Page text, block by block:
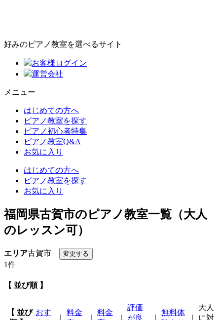
好みのピアノ教室を選べるサイト
お客様ログイン
運営会社
メニュー
はじめての方へ
ピアノ教室を探す
ピアノ初心者特集
ピアノ教室Q&A
お気に入り
はじめての方へ
ピアノ教室を探す
お気に入り
福岡県古賀市のピアノ教室一覧（大人
のレッスン可）
エリア古賀市
1件
【 並び順 】
【 並び おす
料金
料金
評価
が良
無料体
大人
に対